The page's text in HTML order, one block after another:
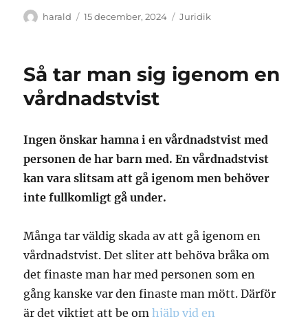
Författare
harald
Publicerat
15 december, 2024 Kategorier
Juridik
Så tar man sig igenom en
vårdnadstvist
Ingen önskar hamna i en vårdnadstvist med
personen de har barn med. En vårdnadstvist
kan vara slitsam att gå igenom men behöver
inte fullkomligt gå under.
Många tar väldig skada av att gå igenom en
vårdnadstvist. Det sliter att behöva bråka om
det finaste man har med personen som en
gång kanske var den finaste man mött. Därför
är det viktigt att be omhjälp vid en